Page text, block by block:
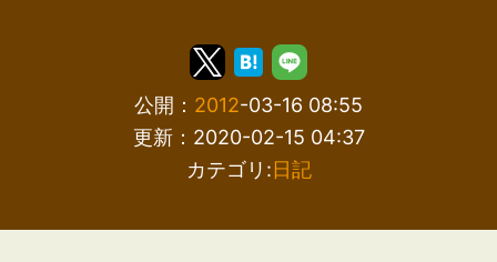
公開： 2012-03-16 08:55
更新：2020-02-15 04:37
カテゴリ:日記